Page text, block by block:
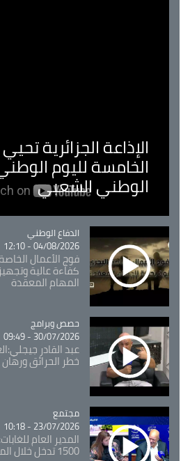
الإذاعة الجزائرية
الخامسة لليوم
الوطني الشعبي
Catégorie
الدفاع الوطني
04/08/2026 - 12:10
فوج الأعمال الخاصة
كفاءة عالية
المهام المعقدة
Catégorie
حصص وبرامج
30/07/2026 - 09:49
عبد القادر
خطر الحرائق ورهان
Catégorie
مجتمع
23/07/2026 - 10:18
1500 تدخل خلال الموسم الحالي